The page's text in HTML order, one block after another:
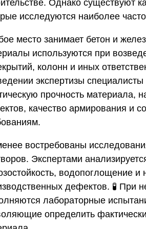
Однако существуют
исследуются наиболее
место занимает бетон и
используются при
колонн и иных
экспертизы
прочность материала,
качество армирования и
востребованы
Экспертами
водопоглощение и
дефектов. 🧪 При
лабораторные
определить